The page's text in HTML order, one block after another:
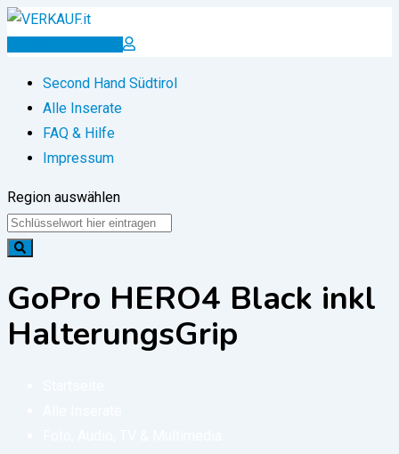
Zum
Inserat erstellen
Second Hand Südtirol
Alle Inserate
FAQ & Hilfe
Impressum
Region auswählen
GoPro HERO4 Black inkl
HalterungsGrip